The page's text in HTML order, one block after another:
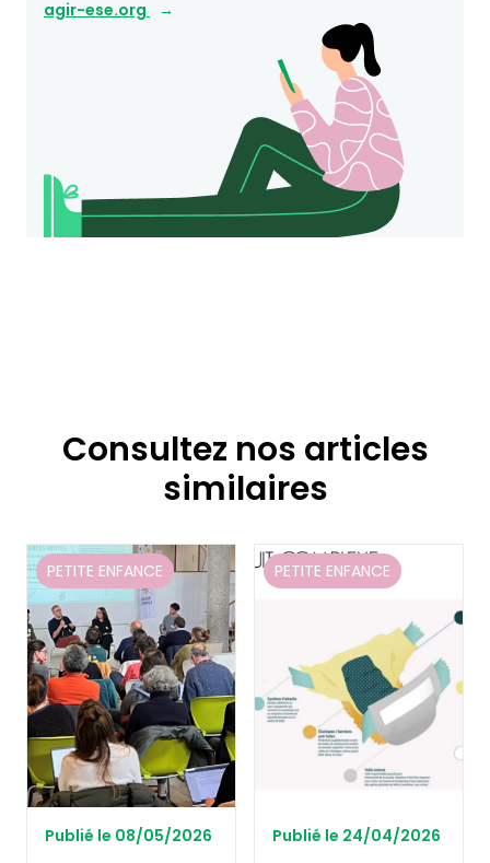
agir-ese.org
Consultez nos articles
similaires
PETITE ENFANCE
Publié le 08/05/2026
PETITE ENFANCE
Publié le 24/04/2026